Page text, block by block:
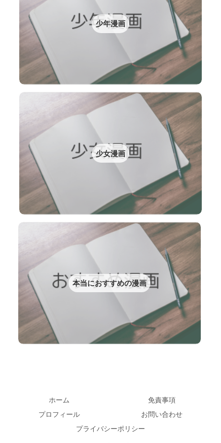
少年漫画
少女漫画
本当におすすめの漫画
ホーム
免責事項
プロフィール
お問い合わせ
プライバシーポリシー